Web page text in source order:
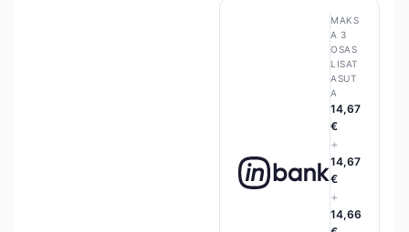
MAKS
A 3
OSAS
LISAT
ASUT
A
14,67
€
+
14,67
€
+
14,66